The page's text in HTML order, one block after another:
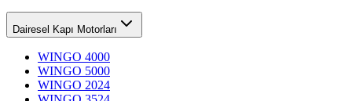
Dairesel Kapı Motorları
WINGO 4000
WINGO 5000
WINGO 2024